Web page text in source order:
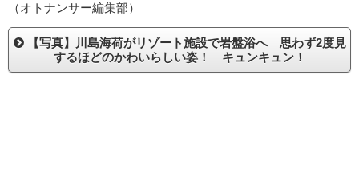
（オトナンサー編集部）
【写真】川島海荷がリゾート施設で岩盤浴へ 思わず2度見
するほどのかわいらしい姿！ キュンキュン！